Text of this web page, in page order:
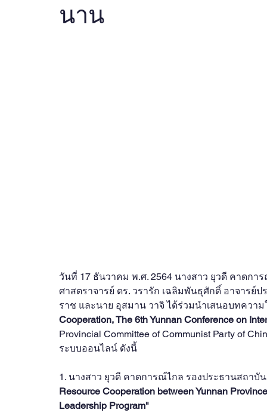
OBOR Monitor
นาน
วันที่ 17 ธันวาคม พ.ศ. 2564 นางสาว ยุวดี คาดก
ศาสตราจารย์ ดร. วรารัก เฉลิมพันธุศักดิ์ อาจารย์
ราช และนาย อุสมาน วาจิ ได้ร่วมนำเสนอบทควา
Cooperation, The 6th Yunnan Conference on
Provincial Committee of Communist Party of
ระบบออนไลน์ ดังนี้
1. นางสาว ยุวดี คาดการณ์ไกล รองประธานสถา
Resource Cooperation between Yunnan
Leadership Program"